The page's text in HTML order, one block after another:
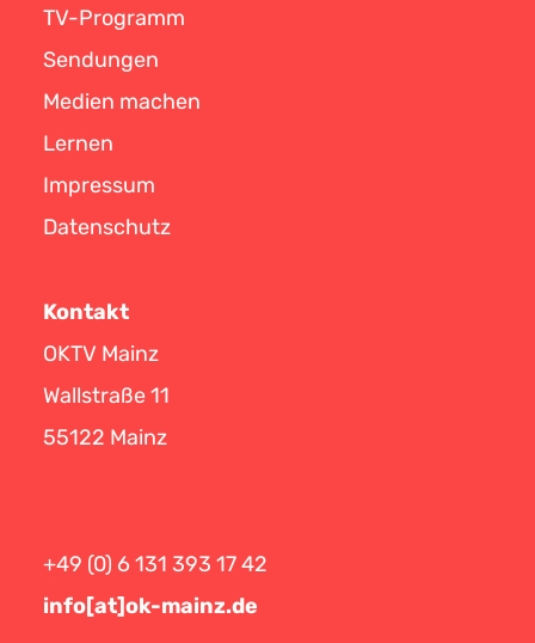
TV-Programm
Sendungen
Medien machen
Lernen
Impressum
Datenschutz
Kontakt
OKTV Mainz
Wallstraße 11
55122 Mainz
+49 (0) 6 131 393 17 42
info[at]ok-mainz.de